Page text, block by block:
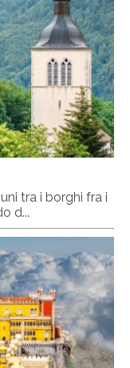
tra i borghi fra i
d...